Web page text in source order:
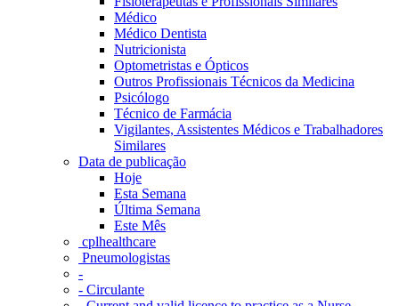
Médico
Médico Dentista
Nutricionista
Optometristas e Ópticos
Outros Profissionais Técnicos da Medicina
Psicólogo
Técnico de Farmácia
Vigilantes, Assistentes Médicos e Trabalhadores
Similares
Data de publicação
Hoje
Esta Semana
Última Semana
Este Mês
‎ cplhealthcare‬
Pneumologistas
-
- Circulante